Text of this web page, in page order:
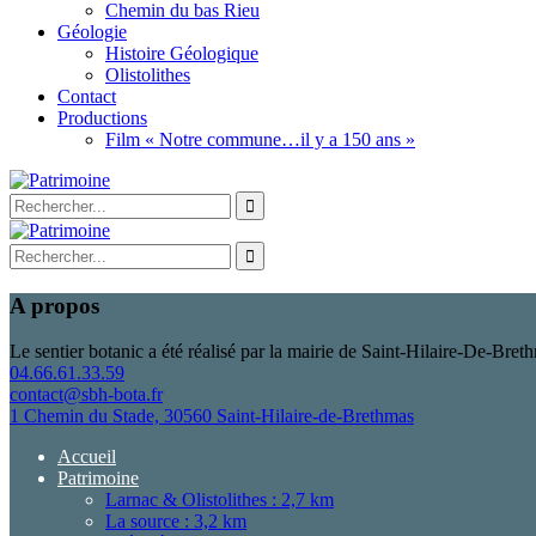
Chemin du bas Rieu
Géologie
Histoire Géologique
Olistolithes
Contact
Productions
Film « Notre commune…il y a 150 ans »
A propos
Le sentier botanic a été réalisé par la mairie de Saint-Hilaire-De-
04.66.61.33.59
contact@sbh-bota.fr
1 Chemin du Stade, 30560 Saint-Hilaire-de-Brethmas
Accueil
Patrimoine
Larnac & Olistolithes : 2,7 km
La source : 3,2 km